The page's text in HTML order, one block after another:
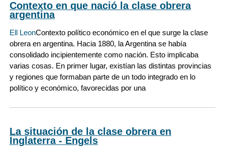
Contexto en que nació la clase obrera
argentina
Ell LeonContexto político económico en el que surge la clase
obrera en argentina. Hacia 1880, la Argentina se había
consolidado incipientemente como nación. Esto implicaba
varias cosas. En primer lugar, existían las distintas provincias
y regiones que formaban parte de un todo integrado en lo
político y económico, favorecidas por una
La situación de la clase obrera en
Inglaterra - Engels